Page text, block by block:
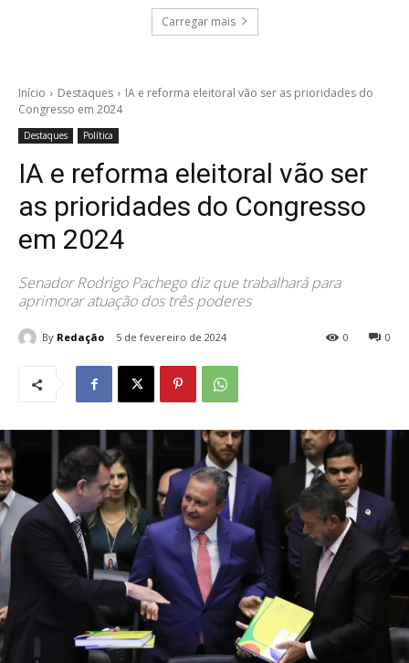
Carregar mais